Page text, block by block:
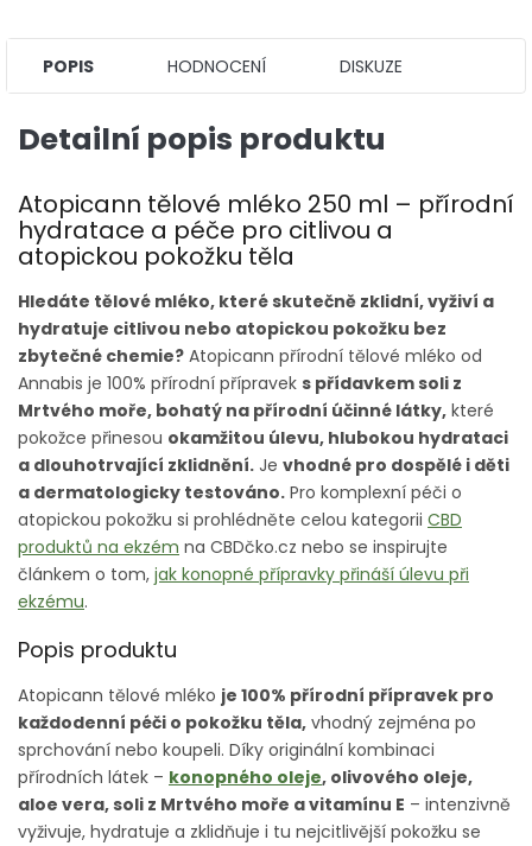
POPIS HODNOCENÍ DISKUZE
Detailní popis produktu
Atopicann tělové mléko 250 ml – přírodní
hydratace a péče pro citlivou a
atopickou pokožku těla
Hledáte tělové mléko, které skutečně zklidní, vyživí a
hydratuje citlivou nebo atopickou pokožku bez
zbytečné chemie? Atopicann přírodní tělové mléko od
Annabis je 100% přírodní přípravek s přídavkem soli z
Mrtvého moře, bohatý na přírodní účinné látky, které
pokožce přinesou okamžitou úlevu, hlubokou hydrataci
a dlouhotrvající zklidnění. Je vhodné pro dospělé i děti
a dermatologicky testováno. Pro komplexní péči o
atopickou pokožku si prohlédněte celou kategorii CBD
produktů na ekzém na CBDčko.cz nebo se inspirujte
článkem o tom, jak konopné přípravky přináší úlevu při
ekzému.
Popis produktu
Atopicann tělové mléko je 100% přírodní přípravek pro
každodenní péči o pokožku těla, vhodný zejména po
sprchování nebo koupeli. Díky originální kombinaci
přírodních látek – konopného oleje, olivového oleje,
aloe vera, soli z Mrtvého moře a vitamínu E – intenzivně
vyživuje, hydratuje a zklidňuje i tu nejcitlivější pokožku se